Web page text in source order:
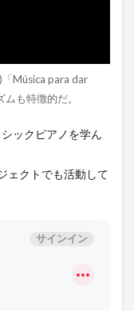
Música para dar
も特徴的だ。
ックピアノを学ん
ェクトでも活動して